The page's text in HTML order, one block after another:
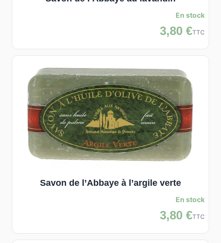
En stock
3,80 €TTC
Savon de l’Abbaye à l’argile verte
En stock
3,80 €TTC